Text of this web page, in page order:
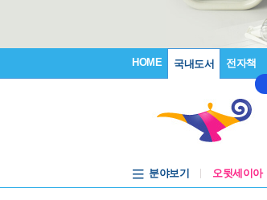
HOME 국내도서 전자책
분야보기 오뒷세이아